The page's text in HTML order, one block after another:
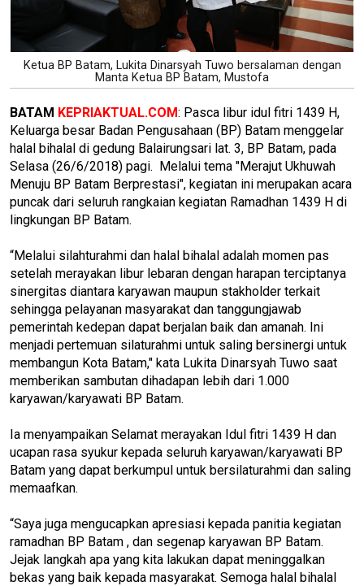
Ketua BP Batam, Lukita Dinarsyah Tuwo bersalaman dengan
Manta Ketua BP Batam, Mustofa
BATAM KEPRIAKTUAL.COM: Pasca libur idul fitri 1439 H,
Keluarga besar Badan Pengusahaan (BP) Batam menggelar
halal bihalal di gedung Balairungsari lat. 3, BP Batam, pada
Selasa (26/6/2018) pagi. Melalui tema "Merajut Ukhuwah
Menuju BP Batam Berprestasi", kegiatan ini merupakan acara
puncak dari seluruh rangkaian kegiatan Ramadhan 1439 H di
lingkungan BP Batam.
“Melalui silahturahmi dan halal bihalal adalah momen pas
setelah merayakan libur lebaran dengan harapan terciptanya
sinergitas diantara karyawan maupun stakholder terkait
sehingga pelayanan masyarakat dan tanggungjawab
pemerintah kedepan dapat berjalan baik dan amanah. Ini
menjadi pertemuan silaturahmi untuk saling bersinergi untuk
membangun Kota Batam," kata Lukita Dinarsyah Tuwo saat
memberikan sambutan dihadapan lebih dari 1.000
karyawan/karyawati BP Batam.
Ia menyampaikan Selamat merayakan Idul fitri 1439 H dan
ucapan rasa syukur kepada seluruh karyawan/karyawati BP
Batam yang dapat berkumpul untuk bersilaturahmi dan saling
memaafkan.
“Saya juga mengucapkan apresiasi kepada panitia kegiatan
ramadhan BP Batam , dan segenap karyawan BP Batam.
Jejak langkah apa yang kita lakukan dapat meninggalkan
bekas yang baik kepada masyarakat. Semoga halal bihalal